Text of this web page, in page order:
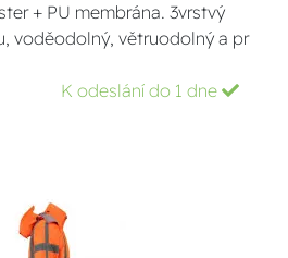
+ PU membrána. 3vrstvý
voděodolný, větruodolný a pr
K odeslání do 1 dne